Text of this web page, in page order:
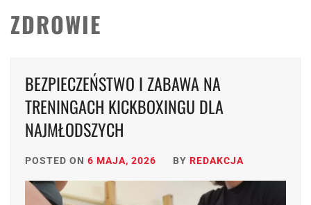
ZDROWIE
BEZPIECZEŃSTWO I ZABAWA NA
TRENINGACH KICKBOXINGU DLA
NAJMŁODSZYCH
POSTED ON 6 MAJA, 2026 BY REDAKCJA